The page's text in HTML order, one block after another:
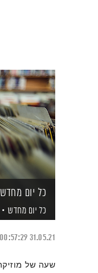
כל יום מחדש –
כל יום מחדש
31.05.21
00:57:29
שעה של